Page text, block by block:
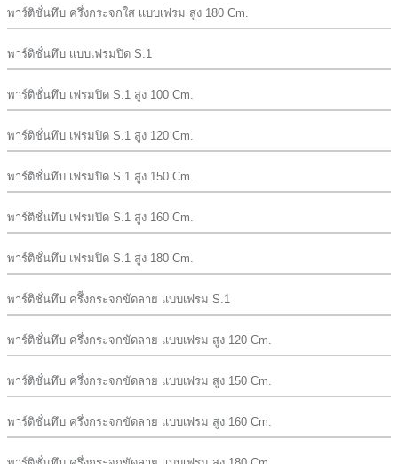
พาร์ติชั่นทึบ ครึ่งกระจกใส เเบบเฟรม สูง 180 Cm.
พาร์ติชั่นทึบ เเบบเฟรมปิด S.1
พาร์ติชั่นทึบ เฟรมปิด S.1 สูง 100 Cm.
พาร์ติชั่นทึบ เฟรมปิด S.1 สูง 120 Cm.
พาร์ติชั่นทึบ เฟรมปิด S.1 สูง 150 Cm.
พาร์ติชั่นทึบ เฟรมปิด S.1 สูง 160 Cm.
พาร์ติชั่นทึบ เฟรมปิด S.1 สูง 180 Cm.
พาร์ติชั่นทึบ ครึีงกระจกขัดลาย เเบบเฟรม S.1
พาร์ติชั่นทึบ ครึ่งกระจกขัดลาย เเบบเฟรม สูง 120 Cm.
พาร์ติชั่นทึบ ครึ่งกระจกขัดลาย เเบบเฟรม สูง 150 Cm.
พาร์ติชั่นทึบ ครึ่งกระจกขัดลาย เเบบเฟรม สูง 160 Cm.